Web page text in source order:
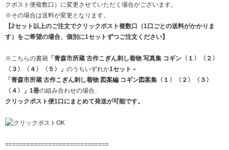
クポスト便複数口）に変更させていただく場合がございます。
※その場合は送料が変更となります。
【2セット以上のご注文でクリックポスト複数口（1口ごとの送料がかかりま
す）をご希望の場合、個別に1セットずつご注文ください】
※こちらの書籍 「青森市所蔵 古作こぎん刺し着物 写真集 コギン 〈１〉
〈２〉
〈３〉
〈４〉 〈５〉 」 のうちいずれか1セット ＋
「青森市所蔵 古作こぎん刺し着物 図案編 コギン図案集 〈１〉 〈２〉
〈３〉
〈４〉
」1冊の組み合わせの場合、
クリックポスト便1口にまとめて発送が可能です。
=============================